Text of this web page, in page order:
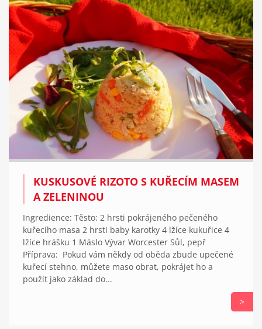
KUSKUSOVÉ RIZOTO S KUŘECÍM MASEM
A ZELENINOU
Ingredience: Těsto: 2 hrsti pokrájeného pečeného
kuřecího masa 2 hrsti baby karotky 4 lžíce kukuřice 4
lžíce hrášku 1 Máslo Vývar Worcester Sůl, pepř
Příprava: Pokud vám někdy od oběda zbude upečené
kuřecí stehno, můžete maso obrat, pokrájet ho a
použít jako základ do...
>